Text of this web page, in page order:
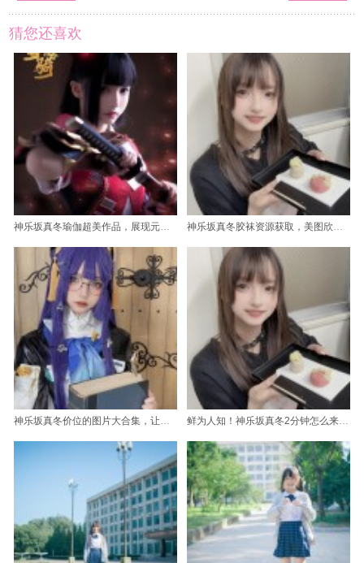
猜您还喜欢
神乐坂真冬瑜伽超美作品，展现元气少女力量 神乐坂真冬胶袜资源获取，美图欣赏体验之旅开始
神乐坂真冬价位的图片大合集，让你爱上cos。 鲜为人知！神乐坂真冬2分钟怎么来的照片终于公开